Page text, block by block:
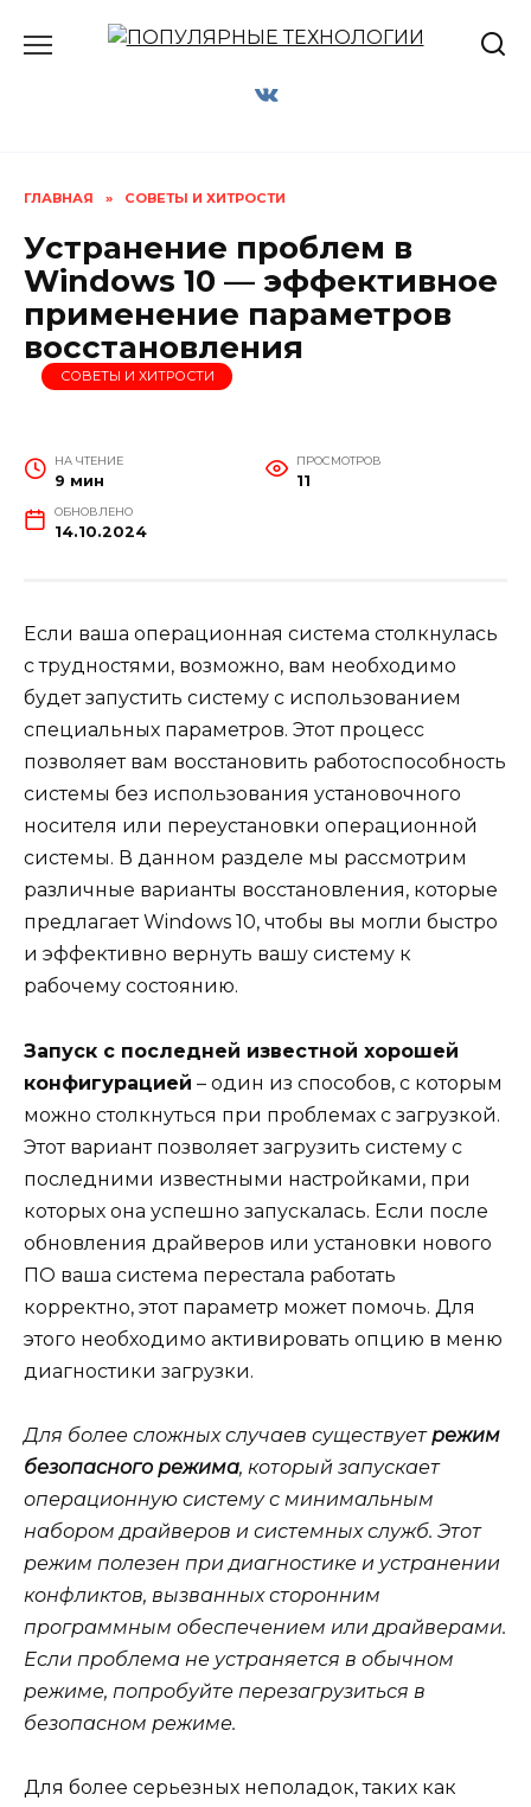
ГЛАВНАЯ » СОВЕТЫ И ХИТРОСТИ
Устранение проблем в
Windows 10 — эффективное
применение параметров
восстановления
СОВЕТЫ И ХИТРОСТИ
НА ЧТЕНИЕ
9 мин
ПРОСМОТРОВ
11
ОБНОВЛЕНО
14.10.2024
Если ваша операционная система столкнулась
с трудностями, возможно, вам необходимо
будет запустить систему с использованием
специальных параметров. Этот процесс
позволяет вам восстановить работоспособность
системы без использования установочного
носителя или переустановки операционной
системы. В данном разделе мы рассмотрим
различные варианты восстановления, которые
предлагает Windows 10, чтобы вы могли быстро
и эффективно вернуть вашу систему к
рабочему состоянию.
Запуск с последней известной хорошей
конфигурацией – один из способов, с которым
можно столкнуться при проблемах с загрузкой.
Этот вариант позволяет загрузить систему с
последними известными настройками, при
которых она успешно запускалась. Если после
обновления драйверов или установки нового
ПО ваша система перестала работать
корректно, этот параметр может помочь. Для
этого необходимо активировать опцию в меню
диагностики загрузки.
Для более сложных случаев существует режим
безопасного режима, который запускает
операционную систему с минимальным
набором драйверов и системных служб. Этот
режим полезен при диагностике и устранении
конфликтов, вызванных сторонним
программным обеспечением или драйверами.
Если проблема не устраняется в обычном
режиме, попробуйте перезагрузиться в
безопасном режиме.
Для более серьезных неполадок, таких как